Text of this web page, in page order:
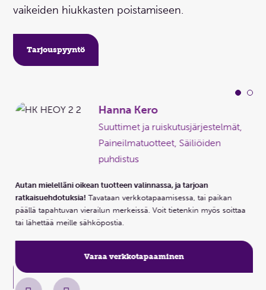
vaikeiden hiukkasten poistamiseen.
Tarjouspyyntö
Hanna Kero
Suuttimet ja ruiskutusjärjestelmät,
Paineilmatuotteet, Säiliöiden
puhdistus
Autan mielelläni oikean tuotteen valinnassa, ja tarjoan
ratkaisuehdotuksia! Tavataan verkkotapaamisessa, tai paikan
päällä tapahtuvan vierailun merkeissä. Voit tietenkin myös soittaa
tai lähettää meille sähköpostia.
Varaa verkkotapaaminen